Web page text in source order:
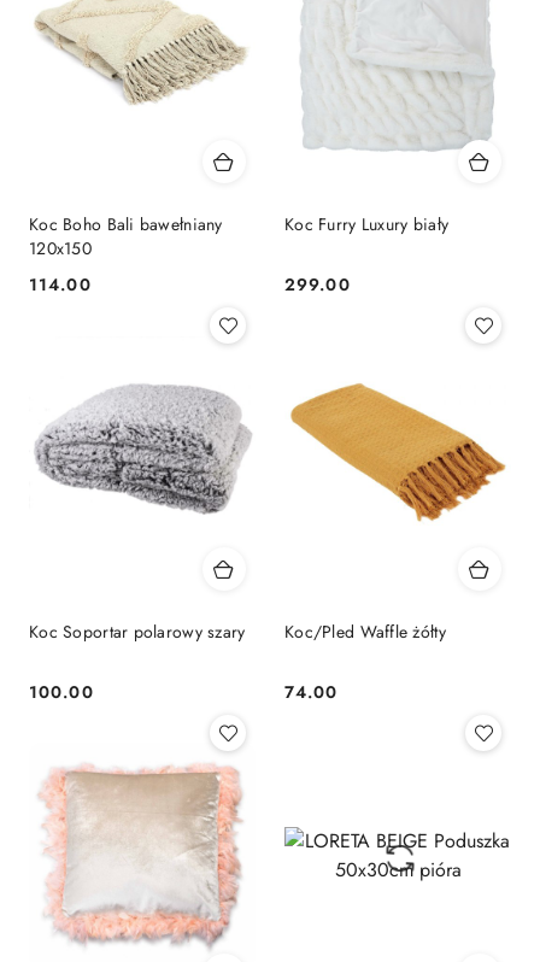
Koc Boho Bali bawełniany
120x150
Cena:
114.00
Koc Furry Luxury biały
Cena:
299.00
Koc Soportar polarowy szary
Cena:
100.00
Koc/Pled Waffle żółty
Cena:
74.00